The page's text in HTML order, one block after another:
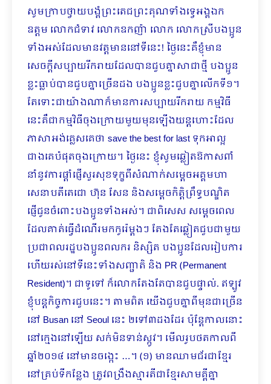
សូមក្រាបថ្វាយបង្គំ​ព្រះតេជព្រះគុណទាំងទ្វេអង្គ​​ឯក
ឧត្តម លោកជំទាវ លោកឧកញ៉ា លោក លោកស្រីបងប្អូន
ទាំងអស់ដែលមានវត្តមាននៅទីនេះ! ថ្ងៃនេះគឺខ្ញុំមាន
សេចក្ដីសប្បាយរីករាយដែលបានជួបគ្នាសាជាថ្មី បងប្អូន
ខ្លះធ្លាប់បានជួបគ្នាច្រើនដង បងប្អូនខ្លះជួបគ្នាលើកទី១។​
តែទោះជាយ៉ាងណាក៏មានការសប្បាយរីករាយ កម្មវិធី
នេះគឺជាកម្មវិធីចុងក្រោយមួយមុនឡើងយន្តហោះដែល
ភាសាអង់គ្លេសគេថា save the best for last ទុកអាល្អ
ជាងគេបំផុតចុងក្រោយ។ ថ្ងៃនេះ ខ្ញុំសូមឆ្លៀតឱកាសពាំ
នាំនូវការផ្ដាំផ្ញើសួរសុខទុក្ខពីសំណាក់សម្ដេចអគ្គមហា
សេនាបតីតេជោ ហ៊ុន សែន និងសម្ដេចកិត្តិព្រឹទ្ធបណ្ឌិត
ផ្ញើជូនចំពោះបងប្អូនទាំងអស់។ ជាពិសេស សម្ដេចពេល
ដែលគាត់ធ្វើដំណើរមកកូរ៉េម្ដងៗ តែងតែឆ្លៀតជួបជាមួយ
ប្រជាពលរដ្ឋបងប្អូ​នពលករ និស្សិត​ បងប្អូនដែលរៀបការ
ហើយរស់នៅទីនេះទាំង​សញ្ជាតិ និង PR (Permanent
Resident)។ ជាទូទៅ ក៏លោកតែងតែបានជួបផ្ទាល់. ឥឡូវ
ខ្ញុំបន្តកិច្ចការជួបនេះ។ តាមពិត យើងជួបគ្នាពីមុនជាច្រើន
នៅ Busan នៅ Seoul នេះ ២ទៅ៣ដងដែរ ប៉ុន្តែកាលនោះ
នៅក្មេងនៅឡើយ សក់មិនទាន់ស្កូវ។ មើលរូបថតកាលពី
ឆ្នាំ២០១៤ នៅមានចង្កេះ …។ (១) មានឈាមជ័រជាខ្មែរ
នៅគ្រប់ទីកន្លែង ត្រូវពង្រឹងស្មារតីជាខ្មែរសាមគ្គីគ្នា